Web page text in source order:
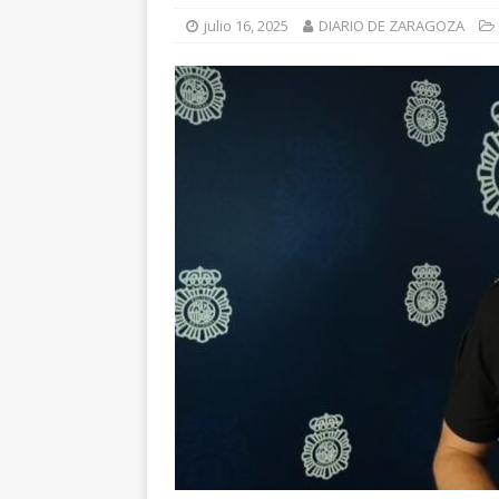
[ julio 31, 2026 ]
de Santiago
ZARAGOZA
[ julio 31, 2026
interceptaron
julio 16, 2025 DIARIO DE ZARAGOZA